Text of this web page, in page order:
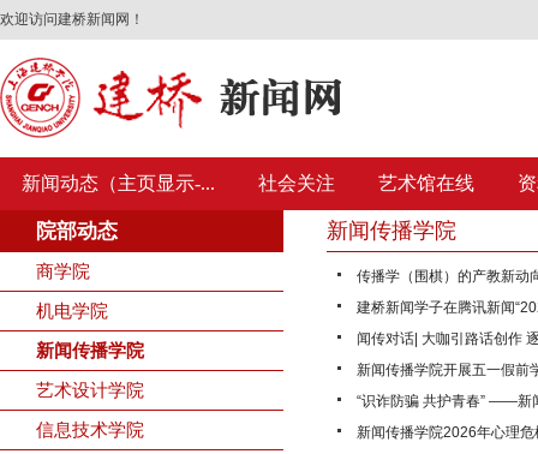
欢迎访问建桥新闻网！
新闻动态（主页显示-... 社会关注 艺术馆在线
院部动态
商学院
机电学院
新闻传播学院
艺术设计学院
信息技术学院
新闻传播学院
传播学（围棋）的产教新动
建桥新闻学子在腾讯新闻
闻传对话| 大咖引路话创作
新闻传播学院开展五一假前
“识诈防骗 共护青春” ——新
新闻传播学院2026年心理